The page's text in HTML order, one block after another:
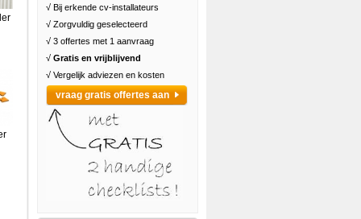
√ Bij erkende cv-installateurs
√ Zorgvuldig geselecteerd
√ 3 offertes met 1 aanvraag
√ Gratis en vrijblijvend
√ Vergelijk adviezen en kosten
vraag gratis offertes aan